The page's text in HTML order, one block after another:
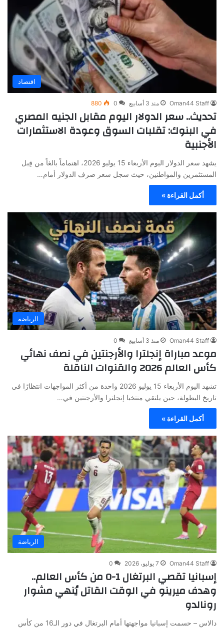
اقتصاد
Oman44 Staff منذ 3 أسابيع 0
880
تحديث.. سعر الدولار اليوم مقابل الجنيه المصري
في البنوك: تقلبات السوق وعودة الاستثمارات
الأجنبية
يشهد سعر الدولار اليوم الأربعاء 15 يوليو 2026، اهتماماً بالغاً من قِبل
المستثمرين والمواطنين، حيث سجل سعر صرف الدولار أمام…
أكمل القراءة »
الرياضة
Oman44 Staff منذ 3 أسابيع 0
موعد مباراة إنجلترا والأرجنتين في نصف نهائي
كأس العالم 2026 والقنوات الناقلة
تشهد اليوم الأربعاء 15 يوليو 2026 واحدة من أكثر المواجهات انتظارًا في
تاريخ البطولة، حين يلتقي منتخبا إنجلترا والأرجنتين في…
أكمل القراءة »
الرياضة
Oman44 Staff 7 يوليو، 2026 0
إسبانيا تقصي البرتغال 1-0 من كأس العالم..
وهدف ميرينو في الوقت القاتل يُنهي مشوار
رونالدو
دالاس – حسمت إسبانيا مواجهتها أمام البرتغال في دور الـ16 من كأس